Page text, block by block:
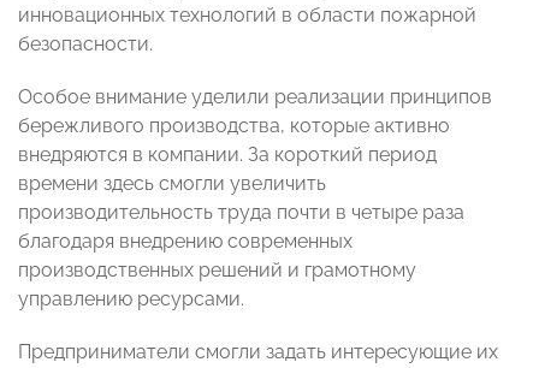
инновационных технологий в области пожарной
безопасности.
Особое внимание уделили реализации принципов
бережливого производства, которые активно
внедряются в компании. За короткий период
времени здесь смогли увеличить
производительность труда почти в четыре раза
благодаря внедрению современных
производственных решений и грамотному
управлению ресурсами.
Предприниматели смогли задать интересующие их